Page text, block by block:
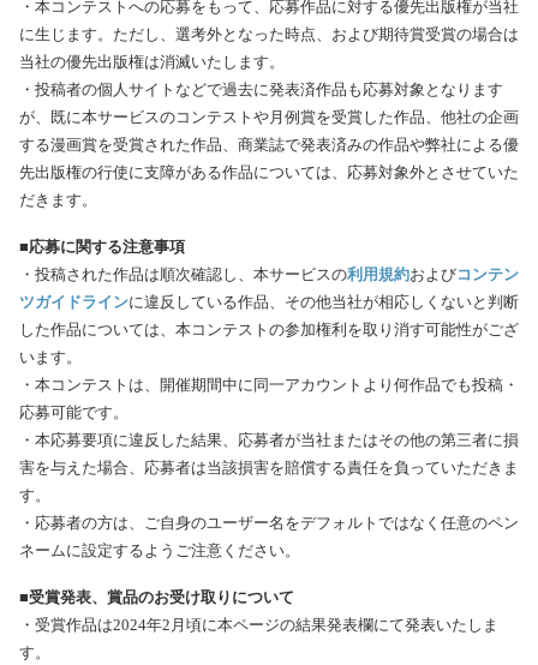
・本コンテストへの応募をもって、応募作品に対する優先出版権が当社
に生じます。ただし、選考外となった時点、および期待賞受賞の場合は
当社の優先出版権は消滅いたします。
・投稿者の個人サイトなどで過去に発表済作品も応募対象となります
が、既に本サービスのコンテストや月例賞を受賞した作品、他社の企画
する漫画賞を受賞された作品、商業誌で発表済みの作品や弊社による優
先出版権の行使に支障がある作品については、応募対象外とさせていた
だきます。
■応募に関する注意事項
・投稿された作品は順次確認し、本サービスの利用規約およびコンテン
ツガイドラインに違反している作品、その他当社が相応しくないと判断
した作品については、本コンテストの参加権利を取り消す可能性がござ
います。
・本コンテストは、開催期間中に同一アカウントより何作品でも投稿・
応募可能です。
・本応募要項に違反した結果、応募者が当社またはその他の第三者に損
害を与えた場合、応募者は当該損害を賠償する責任を負っていただきま
す。
・応募者の方は、ご自身のユーザー名をデフォルトではなく任意のペン
ネームに設定するようご注意ください。
■受賞発表、賞品のお受け取りについて
・受賞作品は2024年2月頃に本ページの結果発表欄にて発表いたしま
す。